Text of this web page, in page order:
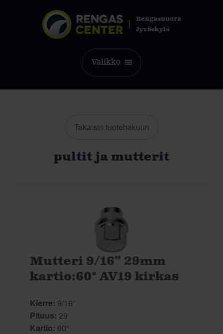
Rengasnuora
Jyväskylä
Valikko
Takaisin tuotehakuun
pultit ja mutterit
Mutteri 9/16” 29mm
kartio:60° AV19 kirkas
Kierre: 9/16”
Pituus: 29
Kartio: 60°